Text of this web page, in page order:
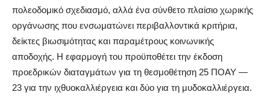
πολεοδομικό σχεδιασμό, αλλά ένα σύνθετο πλαίσιο χωρικής
οργάνωσης που ενσωματώνει περιβαλλοντικά κριτήρια,
δείκτες βιωσιμότητας και παραμέτρους κοινωνικής
αποδοχής. Η εφαρμογή του προϋποθέτει την έκδοση
προεδρικών διαταγμάτων για τη θεσμοθέτηση 25 ΠΟΑΥ —
23 για την ιχθυοκαλλιέργεια και δύο για τη μυδοκαλλιέργεια.